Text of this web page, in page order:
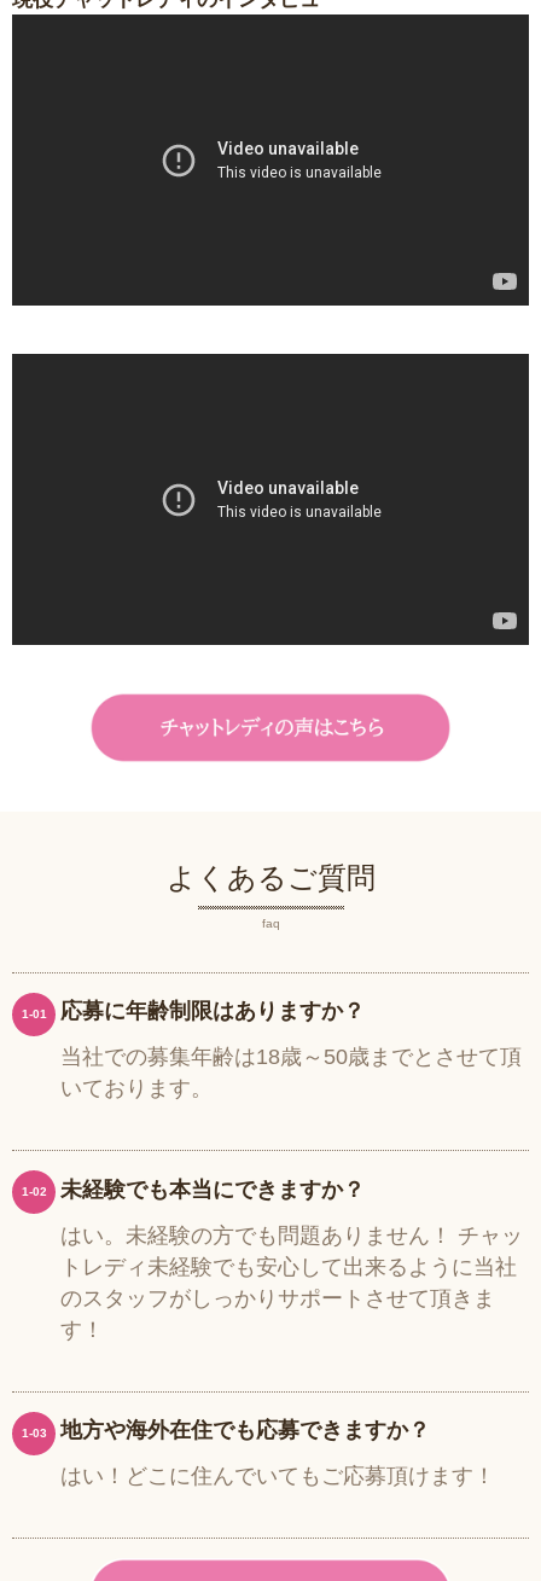
よくあるご質問
faq
1-01
応募に年齢制限はありますか？
当社での募集年齢は18歳～50歳までとさせて頂
いております。
1-02
未経験でも本当にできますか？
はい。未経験の方でも問題ありません！ チャッ
トレディ未経験でも安心して出来るように当社
のスタッフがしっかりサポートさせて頂きま
す！
1-03
地方や海外在住でも応募できますか？
はい！どこに住んでいてもご応募頂けます！